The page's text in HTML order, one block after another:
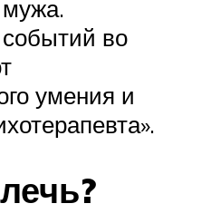
во
умения и